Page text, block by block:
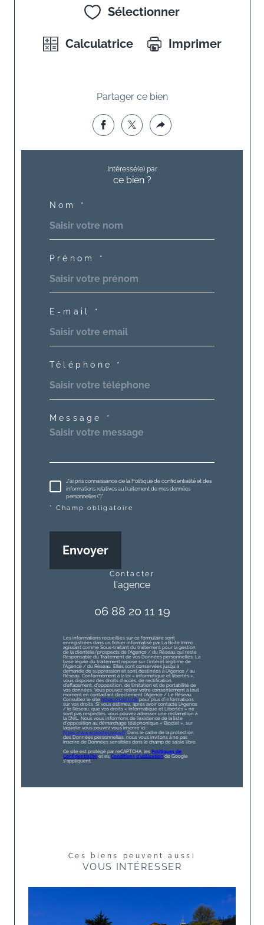
Sélectionner
Calculatrice Imprimer
Partager ce bien
Intéressé(e) par
ce bien ?
Nom *
Prénom *
E-mail *
Téléphone *
Message *
J'ai pris connaissance de la Politique de confidentialité et des
informations relatives au traitement de mes données
personnelles (*)*
* Champ obligatoire
Envoyer
contacter
l'agence
06 88 20 11 19
Les informations recueillies sur ce formulaire sont
enregistrées dans un fichier informatisé par La Boite Immo
agissant comme Sous-traitant du traitement pour la gestion
de la clientèle/prospects de l'Agence / du Réseau qui reste
Responsable du Traitement de vos Données personnelles. La
base légale du traitement repose sur l'intérêt légitime de
l'Agence / du Réseau. Elles sont conservées jusqu'à
demande de suppression et sont destinées à l'Agence / au
Réseau. Conformément à la loi « informatique et libertés »,
vous disposez des droits d’accès, de rectification,
d’effacement, d’opposition, de limitation et de portabilité de
vos données. Vous pouvez retirer votre consentement à tout
moment en contactant directement l’Agence / Le Réseau.
Consultez le site https://cnil.fr/fr pour plus d’informations
sur vos droits. Si vous estimez, après avoir contacté l'Agence
/ le Réseau, que vos droits « Informatique et Libertés » ne
sont pas respectés, vous pouvez adresser une réclamation à
la CNIL. Nous vous informons de l’existence de la liste
d'opposition au démarchage téléphonique « Bloctel », sur
laquelle vous pouvez vous inscrire ici :
https://www.bloctel.gouv.fr. Dans le cadre de la protection
des Données personnelles, nous vous invitons à ne pas
inscrire de Données sensibles dans le champ de saisie libre.
Ce site est protégé par reCAPTCHA, les Politiques de
Confidentialité et esConditions d'utilisation de Google
s'appliquent.
Ces biens peuvent aussi
VOUS INTÉRESSER